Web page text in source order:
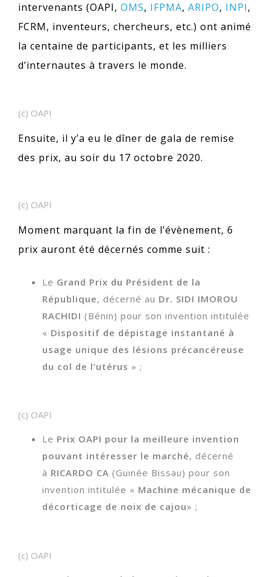
intervenants (OAPI, OMS, IFPMA, ARIPO, INPI,
FCRM, inventeurs, chercheurs, etc.) ont animé
la centaine de participants, et les milliers
d’internautes à travers le monde.
(c) OAPI
Ensuite, il y’a eu le dîner de gala de remise
des prix, au soir du 17 octobre 2020.
(c) OAPI
Moment marquant la fin de l’évènement, 6
prix auront été décernés comme suit :
Le Grand Prix du Président de la
République, décerné au Dr. SIDI IMOROU
RACHIDI (Bénin) pour son invention intitulée
« Dispositif de dépistage instantané à
usage unique des lésions précancéreuse
du col de l’utérus » ;
(c) OAPI
Le Prix OAPI pour la meilleure invention
pouvant intéresser le marché, décerné
à RICARDO CA (Guinée Bissau) pour son
invention intitulée « Machine mécanique de
décorticage de noix de cajou» ;
(c) OAPI